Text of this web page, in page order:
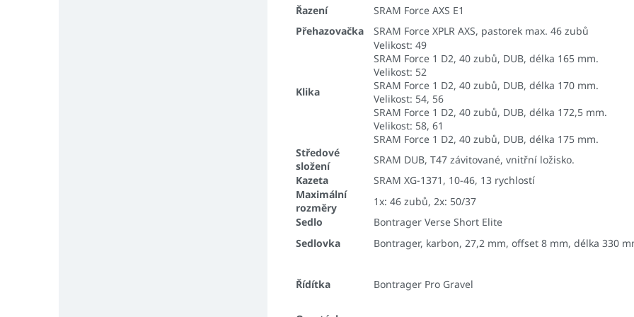
Řazení
SRAM Force AXS E1
Přehazovačka
SRAM Force XPLR AXS, pastorek max. 46 zubů
Klika
Velikost: 49
SRAM Force 1 D2, 40 zubů, DUB, délka 165 mm.
Velikost: 52
SRAM Force 1 D2, 40 zubů, DUB, délka 170 mm.
Velikost: 54, 56
SRAM Force 1 D2, 40 zubů, DUB, délka 172,5 mm.
Velikost: 58, 61
SRAM Force 1 D2, 40 zubů, DUB, délka 175 mm.
Středové
složení
SRAM DUB, T47 závitované, vnitřní ložisko.
Kazeta
SRAM XG-1371, 10-46, 13 rychlostí
Maximální
rozměry
1x: 46 zubů, 2x: 50/37
Sedlo
Bontrager Verse Short Elite
Sedlovka
Bontrager, karbon, 27,2 mm, offset 8 mm, délka 330
Řídítka Bontrager Pro Gravel